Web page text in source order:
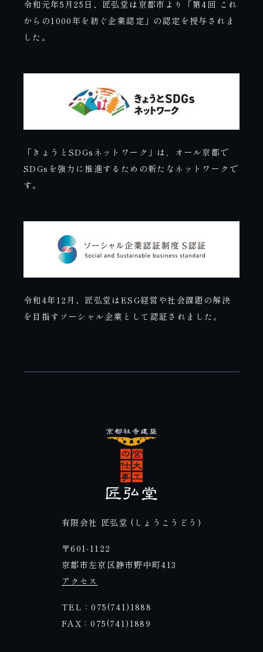
令和元年5月25日、匠弘堂は京都市より「第4回 これ
からの1000年を紡ぐ企業認定」の認定を授与されま
した。
「きょうとSDGsネットワーク」は，オール京都で
SDGsを強力に推進するための新たなネットワークで
す。
令和4年12月、匠弘堂はESG経営や社会課題の解決
を目指すソーシャル企業として認証されました。
有限会社 匠弘堂 (しょうこうどう)
〒601-1122
京都市左京区静市野中町413
アクセス
TEL：075(741)1888
FAX：075(741)1889